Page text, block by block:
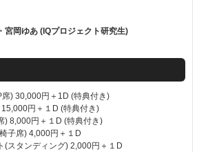
宮岡ゆあ (IQプロジェクト研究生)
席) 30,000円＋1D (特典付き)
) 15,000円＋１D (特典付き)
席) 8,000円＋１D (特典付き)
子席) 4,000円＋１D
(スタンディング) 2,000円＋１D